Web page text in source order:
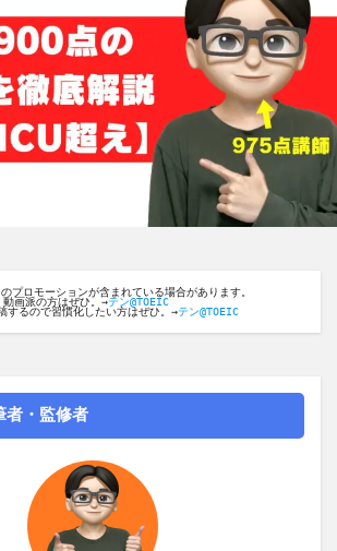
プロモーションが含まれている場合があります。
画派の方はぜひ。→テン@TOEIC
するので習慣化したい方はぜひ。→テン@TOEIC
者・監修者